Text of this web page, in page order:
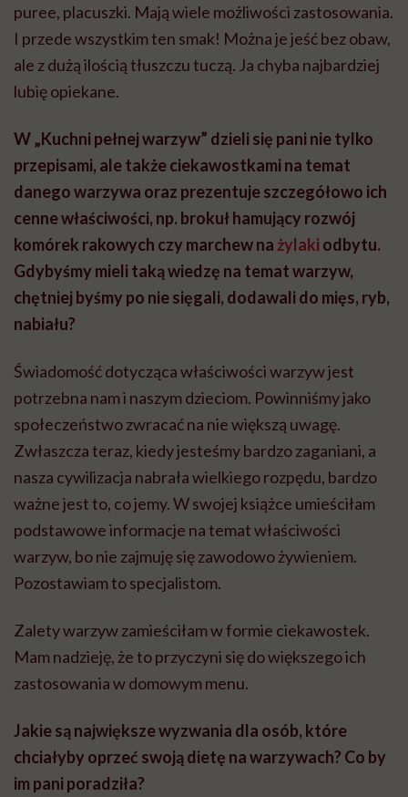
puree, placuszki. Mają wiele możliwości zastosowania.
I przede wszystkim ten smak! Można je jeść bez obaw,
ale z dużą ilością tłuszczu tuczą. Ja chyba najbardziej
lubię opiekane.
W „Kuchni pełnej warzyw” dzieli się pani nie tylko
przepisami, ale także ciekawostkami na temat
danego warzywa oraz prezentuje szczegółowo ich
cenne właściwości, np. brokuł hamujący rozwój
komórek rakowych czy marchew na żylaki odbytu.
Gdybyśmy mieli taką wiedzę na temat warzyw,
chętniej byśmy po nie sięgali, dodawali do mięs, ryb,
nabiału?
Świadomość dotycząca właściwości warzyw jest
potrzebna nam i naszym dzieciom. Powinniśmy jako
społeczeństwo zwracać na nie większą uwagę.
Zwłaszcza teraz, kiedy jesteśmy bardzo zaganiani, a
nasza cywilizacja nabrała wielkiego rozpędu, bardzo
ważne jest to, co jemy. W swojej książce umieściłam
podstawowe informacje na temat właściwości
warzyw, bo nie zajmuję się zawodowo żywieniem.
Pozostawiam to specjalistom.
Zalety warzyw zamieściłam w formie ciekawostek.
Mam nadzieję, że to przyczyni się do większego ich
zastosowania w domowym menu.
Jakie są największe wyzwania dla osób, które
chciałyby oprzeć swoją dietę na warzywach? Co by
im pani poradziła?